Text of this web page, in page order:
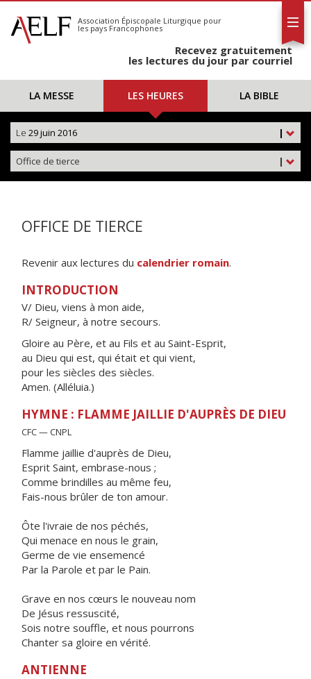
S'abonner
Calendrier
Association Épiscopale Liturgique pour
les pays Francophones
Recevez gratuitement
les lectures du jour par courriel
LA MESSE LES HEURES LA BIBLE
|
Le 29 juin 2016
|
Office de tierce
OFFICE DE TIERCE
Revenir aux lectures du calendrier romain.
INTRODUCTION
V/ Dieu, viens à mon aide,
R/ Seigneur, à notre secours.
Gloire au Père, et au Fils et au Saint-Esprit,
au Dieu qui est, qui était et qui vient,
pour les siècles des siècles.
Amen. (Alléluia.)
HYMNE : FLAMME JAILLIE D'AUPRÈS DE DIEU
CFC — CNPL
Flamme jaillie d'auprès de Dieu,
Esprit Saint, embrase-nous ;
Comme brindilles au même feu,
Fais-nous brûler de ton amour.
Ôte l'ivraie de nos péchés,
Qui menace en nous le grain,
Germe de vie ensemencé
Par la Parole et par le Pain.
Grave en nos cœurs le nouveau nom
De Jésus ressuscité,
Sois notre souffle, et nous pourrons
Chanter sa gloire en vérité.
ANTIENNE